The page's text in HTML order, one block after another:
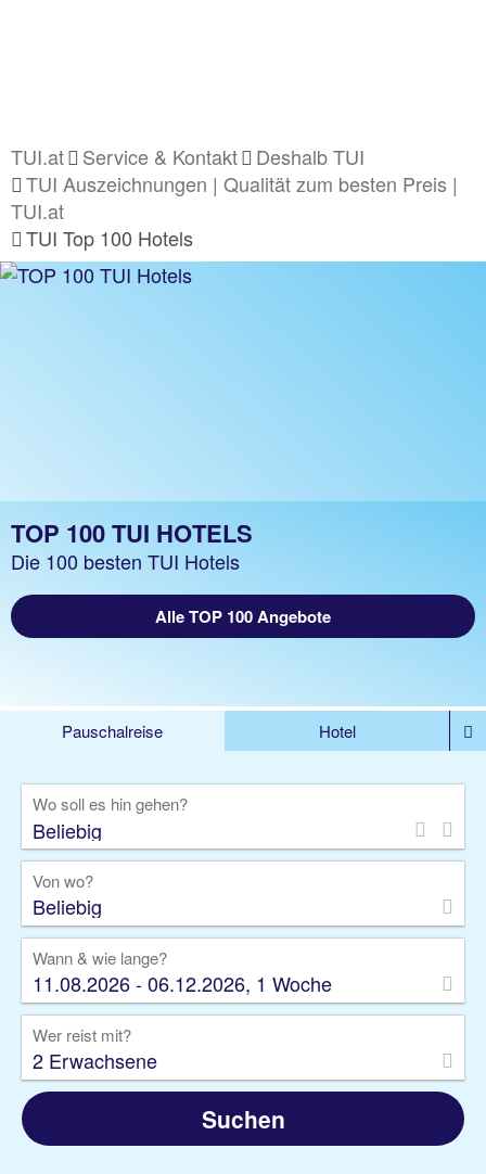
TUI.at Service & Kontakt
Deshalb TUI
TUI Auszeichnungen | Qualität zum besten Preis |
TUI.at
TUI Top 100 Hotels
TOP 100 TUI HOTELS
Die 100 besten TUI Hotels
Alle TOP 100 Angebote
Pauschalreise
Hotel
Rundreise
Kreuzfahrt
Gruppenreise
Camper Privattransfer
Wo soll es hin gehen?
Von wo?
Beliebig
Wann & wie lange?
11.08.2026 - 06.12.2026, 1 Woche
Wer reist mit?
2 Erwachsene
Suchen